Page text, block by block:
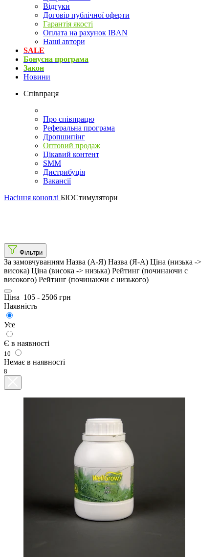
Відгуки
Договір публічної оферти
Гарантія якості
Оплата на рахунок IBAN
Наші автори
SALE
Бонусна програма
Закон
Новини
Співпраця
Про співпрацю
Реферальна програма
Дропшипінг
Оптовий продаж
Цікавий контент
SMM
Дистрибуція
Вакансії
Насіння коноплі БІОСтимулятори
Фільтри
За замовчуванням Назва (А-Я) Назва (Я-А) Ціна (низька ->
висока) Ціна (висока -> низька) Рейтинг (починаючи с
високого) Рейтинг (починаючи с низького)
Ціна 105 - 2506 грн
Наявність
Усе
Є в наявності
10
Немає в наявності
8